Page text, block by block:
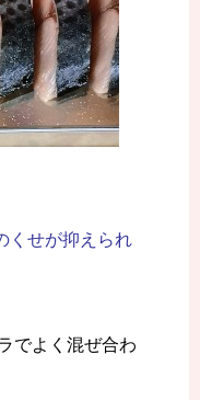
くせが抑えられ
でよく混ぜ合わ